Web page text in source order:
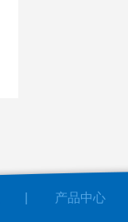
产品中心